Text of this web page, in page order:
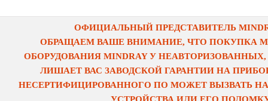
ОФИЦИАЛЬНЫЙ ПРЕДСТАВИТЕЛЬ
ОБРАЩАЕМ ВАШЕ ВНИМАНИЕ, ЧТО ПОКУПКА
ОБОРУДОВАНИЯ MINDRAY У
ЛИШАЕТ ВАС ЗАВОДСКОЙ ГАРАНТИИ НА
НЕСЕРТИФИЦИРОВАННОГО ПО МОЖЕТ ВЫЗВАТЬ